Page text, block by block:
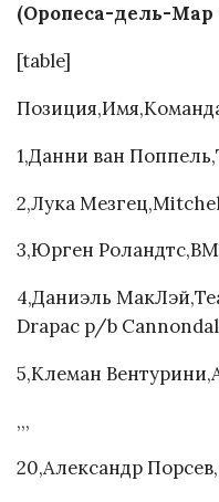
(Оропеса-дель-Мар
[table]
1,Данни ван
2,Лука
3,Юрген
4,Даниэль
Drapac p/b
5,Клеман
,,,
20,Александр